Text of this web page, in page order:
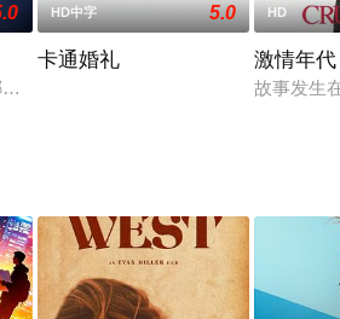
的寄养制度和当地法律机制作斗争，以
HD中字 5.0
卡通婚礼
HD
激情年代
故事发生